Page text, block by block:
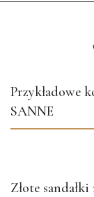
Przykładowe
SANNE
Złote